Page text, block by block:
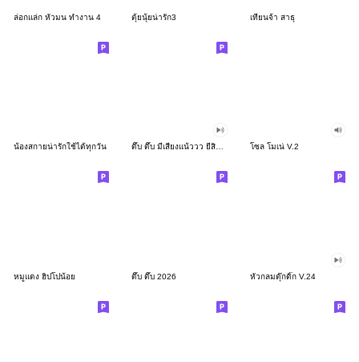
ล่อกแล่ก หัวมน ทำงาน 4 ตุ้ยนุ้ยน่ารัก3 เทียนจ้า สาธุ
น้องสกายน่ารักใช้ได้ทุกวัน ดึ๊บ ดึ๊บ มีเสียงแน้ววว ยี่สิบสอง โซล โมเน่ V.2
หมูแดง ฮิปโปน้อย ดึ๊บ ดึ๊บ 2026 หัวกลมดุ๊กดิ๊ก V.24